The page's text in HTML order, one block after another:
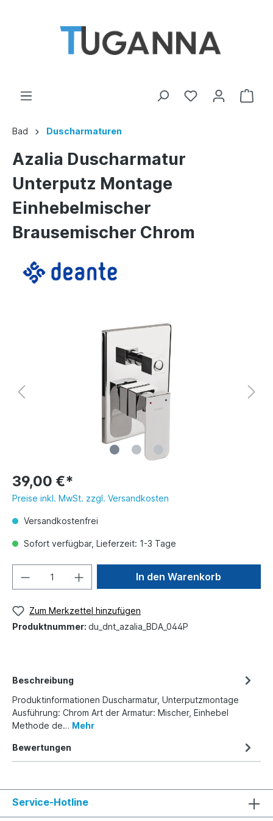
Bad Duscharmaturen
Azalia Duscharmatur
Unterputz Montage
Einhebelmischer
Brausemischer Chrom
39,00 €*
Preise inkl. MwSt. zzgl. Versandkosten
Versandkostenfrei
Sofort verfügbar, Lieferzeit: 1-3 Tage
In den Warenkorb
Zum Merkzettel hinzufügen
Produktnummer: du_dnt_azalia_BDA_044P
Beschreibung
Produktinformationen Duscharmatur, Unterputzmontage
Ausführung: Chrom Art der Armatur: Mischer, Einhebel
Methode de… Mehr
Bewertungen
Service-Hotline